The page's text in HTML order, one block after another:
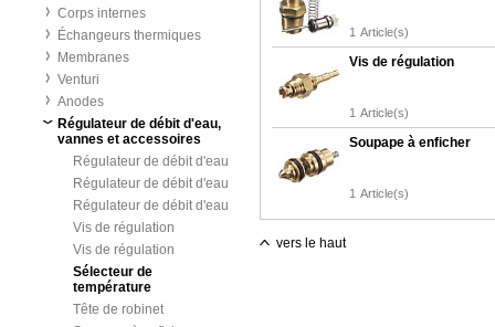
Corps internes
Échangeurs thermiques
Membranes
Venturi
Anodes
Régulateur de débit d'eau,
vannes et accessoires
Régulateur de débit d'eau
Régulateur de débit d'eau
Régulateur de débit d'eau
Vis de régulation
Vis de régulation
Sélecteur de
température
Tête de robinet
1 Article(s)
Vis de régulation
1 Article(s)
Soupape à enficher
1 Article(s)
vers le haut